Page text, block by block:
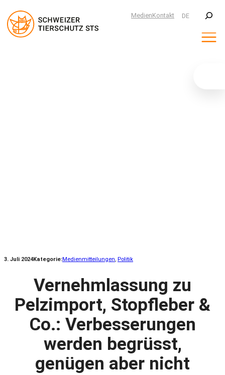
MedienKontakt DE
Suchen
3. Juli 2024Kategorie:Medienmitteilungen, Politik
Vernehmlassung zu
Pelzimport, Stopfleber &
Co.: Verbesserungen
werden begrüsst,
genügen aber nicht